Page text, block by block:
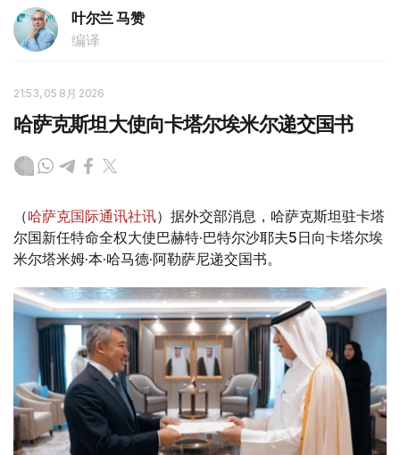
叶尔兰 马赞
编译
21:53, 05 8月 2026
哈萨克斯坦大使向卡塔尔埃米尔递交国书
（哈萨克国际通讯社讯）据外交部消息，哈萨克斯坦驻卡塔
尔国新任特命全权大使巴赫特·巴特尔沙耶夫5日向卡塔尔埃
米尔塔米姆·本·哈马德·阿勒萨尼递交国书。